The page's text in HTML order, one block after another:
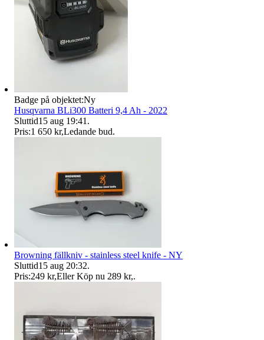
Badge på objektet:Ny
Husqvarna BLi300 Batteri 9,4 Ah - 2022
Sluttid15 aug 19:41 .
Pris:1 650 kr,Ledande bud.
Browning fällkniv - stainless steel knife - NY
Sluttid15 aug 20:32.
Pris:249 kr,Eller Köp nu 289 kr,.